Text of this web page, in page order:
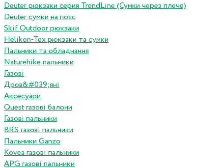
Deuter рюкзаки серия TrendLine (Сумки через плече)
Deuter сумки на пояс
Skif Outdoor рюкзаки
Helikon-Tex рюкзаки та сумки
Пальники та обладнання
Naturehike пальники
Газові
Дров&#039;яні
Аксесуари
Quest газові балони
Газові пальники
BRS газові пальники
Пальники Ganzo
Kovea газові пальники
APG газові пальники